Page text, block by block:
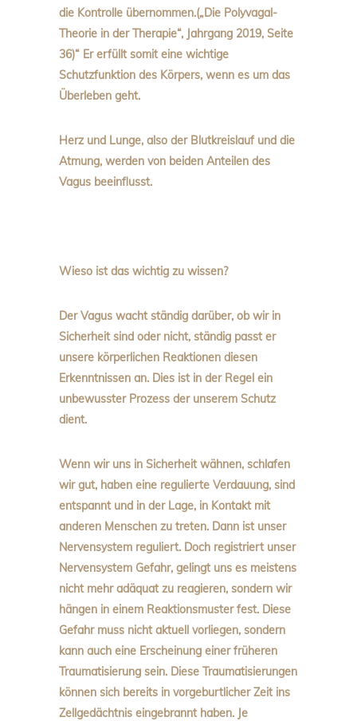
die Kontrolle übernommen.(„Die Polyvagal-
Theorie in der Therapie“, Jahrgang 2019, Seite
36)“ Er erfüllt somit eine wichtige
Schutzfunktion des Körpers, wenn es um das
Überleben geht.
Herz und Lunge, also der Blutkreislauf und die
Atmung, werden von beiden Anteilen des
Vagus beeinflusst.
Wieso ist das wichtig zu wissen?
Der Vagus wacht ständig darüber, ob wir in
Sicherheit sind oder nicht, ständig passt er
unsere körperlichen Reaktionen diesen
Erkenntnissen an. Dies ist in der Regel ein
unbewusster Prozess der unserem Schutz
dient.
Wenn wir uns in Sicherheit wähnen, schlafen
wir gut, haben eine regulierte Verdauung, sind
entspannt und in der Lage, in Kontakt mit
anderen Menschen zu treten. Dann ist unser
Nervensystem reguliert. Doch registriert unser
Nervensystem Gefahr, gelingt uns es meistens
nicht mehr adäquat zu reagieren, sondern wir
hängen in einem Reaktionsmuster fest. Diese
Gefahr muss nicht aktuell vorliegen, sondern
kann auch eine Erscheinung einer früheren
Traumatisierung sein. Diese Traumatisierungen
können sich bereits in vorgeburtlicher Zeit ins
Zellgedächtnis eingebrannt haben. Je